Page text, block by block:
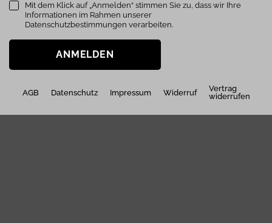
Mit dem Klick auf „Anmelden“ stimmen Sie zu, dass wir Ihre
Informationen im Rahmen unserer
Datenschutzbestimmungen verarbeiten.
ANMELDEN
AGB Datenschutz Impressum Widerruf
Vertrag
widerrufen